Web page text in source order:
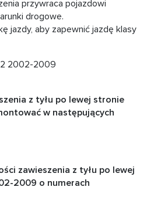
przywraca pojazdowi
drogowe.
jazdy, aby zapewnić jazdę klasy
2002-2009
z tyłu po lewej stronie
w następujących
zawieszenia z tyłu po lewej
2009 o numerach